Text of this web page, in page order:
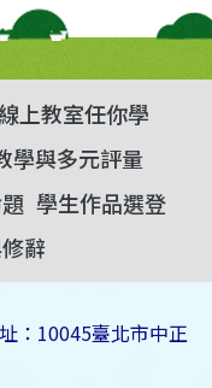
線上教室任你學
學與多元評量
學生作品選登
辭
：10045臺北市中正